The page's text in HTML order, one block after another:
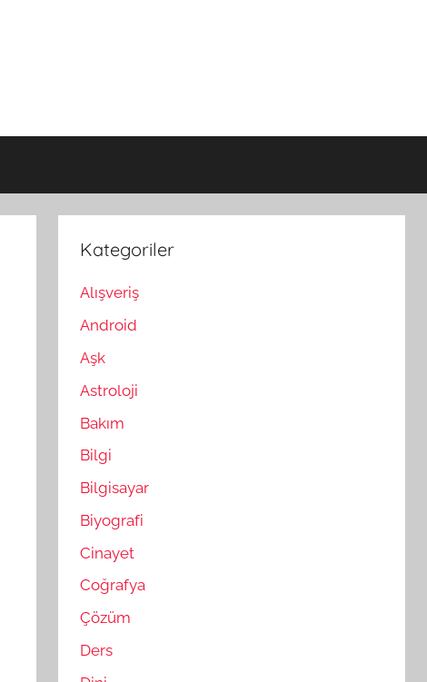
Kategoriler
Alışveriş
Android
Aşk
Astroloji
Bakım
Bilgi
Bilgisayar
Biyografi
Cinayet
Coğrafya
Çözüm
Ders